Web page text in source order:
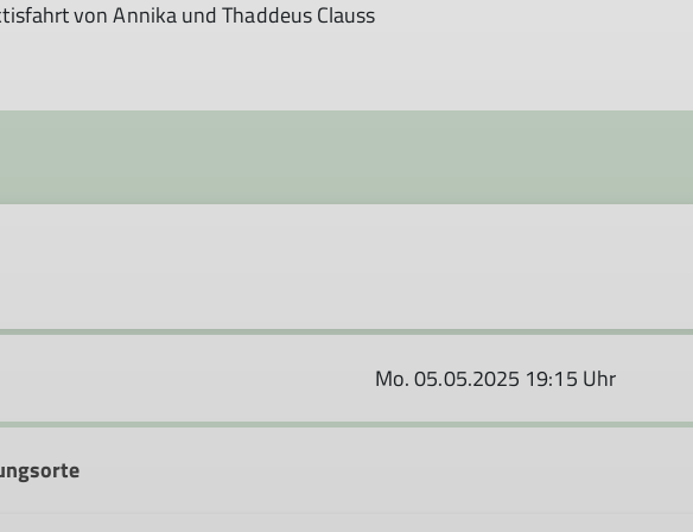
von Annika und Thaddeus Clauss
Mo. 05.05.2025 19:15 Uhr